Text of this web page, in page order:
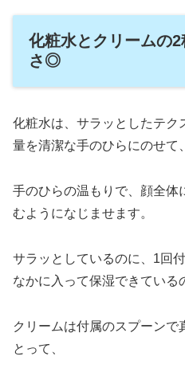
化粧水とクリームの
さ◎
化粧水は、サラッとしたテク
量を清潔な手のひらにのせて、
手のひらの温もりで、顔全体
むようになじませます。
サラッとしているのに、1回
なかに入って保湿できている
クリームは付属のスプーンで
とって、